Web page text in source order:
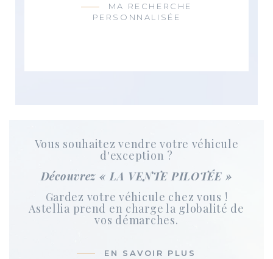
MA RECHERCHE
PERSONNALISÉE
Vous souhaitez vendre votre véhicule
d'exception ?
Découvrez « LA VENTE PILOTÉE »
Gardez votre véhicule chez vous !
Astellia prend en charge la globalité de
vos démarches.
EN SAVOIR PLUS